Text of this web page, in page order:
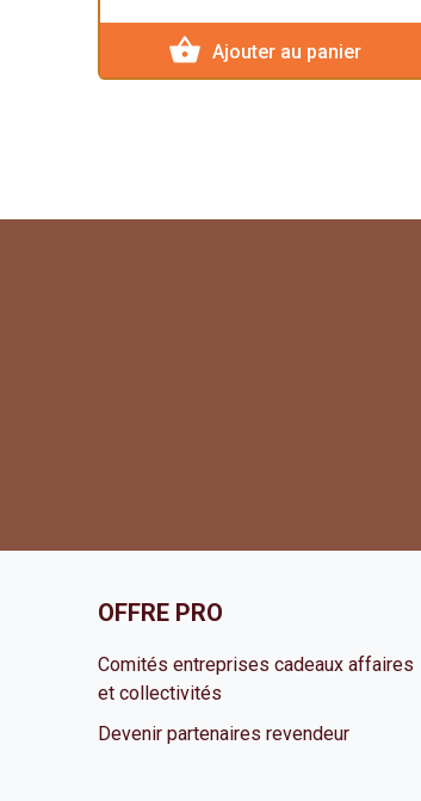
shopping_basket Ajouter au panier
OFFRE PRO
Comités entreprises cadeaux affaires
et collectivités
Devenir partenaires revendeur